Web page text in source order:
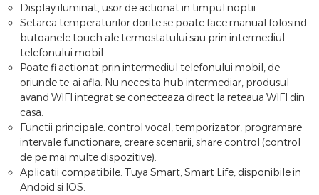
Display iluminat, usor de actionat in timpul noptii.
Setarea temperaturilor dorite se poate face manual folosind
butoanele touch ale termostatului sau prin intermediul
telefonului mobil.
Poate fi actionat prin intermediul telefonului mobil, de
oriunde te-ai afla. Nu necesita hub intermediar, produsul
avand WIFI integrat se conecteaza direct la reteaua WIFI din
casa.
Functii principale: control vocal, temporizator, programare
intervale functionare, creare scenarii, share control (control
de pe mai multe dispozitive).
Aplicatii compatibile: Tuya Smart, Smart Life, disponibile in
Andoid si IOS.